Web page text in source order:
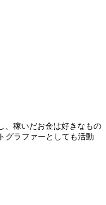
、稼いだお金は好きなもの
グラファーとしても活動